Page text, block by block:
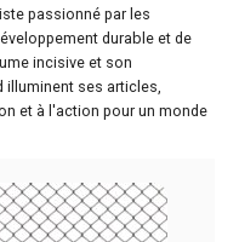
passionné par les
durable et de
incisive et son
illuminent ses articles,
et à l'action pour un monde